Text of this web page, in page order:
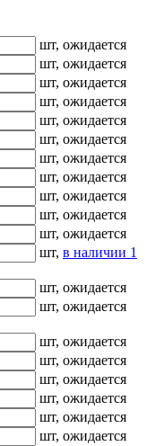
шт, ожидается
шт, ожидается
шт, ожидается
шт, ожидается
шт, ожидается
шт, ожидается
шт, ожидается
шт, ожидается
шт, ожидается
шт, ожидается
шт, ожидается
шт, в наличии 1
шт, ожидается
шт, ожидается
шт, ожидается
шт, ожидается
шт, ожидается
шт, ожидается
шт, ожидается
шт, ожидается